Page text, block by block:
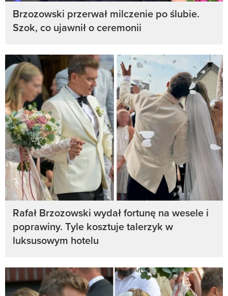
Brzozowski przerwał milczenie po ślubie.
Szok, co ujawnił o ceremonii
Rafał Brzozowski wydał fortunę na wesele i
poprawiny. Tyle kosztuje talerzyk w
luksusowym hotelu